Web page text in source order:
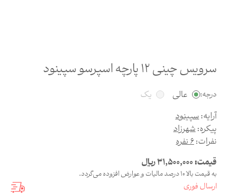
سرویس چینی 12 پارچه اسپرسو سپینود
درجه: عالی
یک
آرایه:سپینود
پیکره:شهرزاد
نفرات:6 نفره
قیمت:31,500,000ریال
به قیمت بالا 10 درصد مالیات و عوارض افزوده می‌گردد.
ارسال فوری